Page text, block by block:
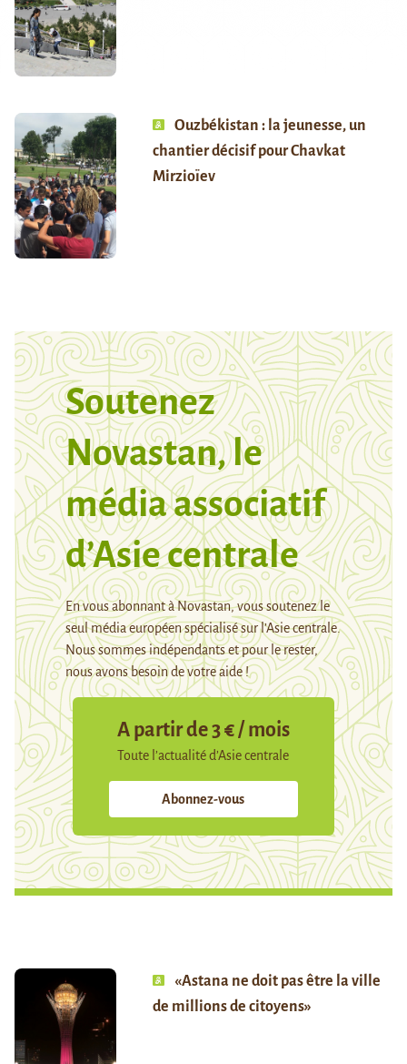
Ouzbékistan : la jeunesse, un
chantier décisif pour Chavkat
Mirzioïev
Soutenez
Novastan, le
média associatif
d’Asie centrale
En vous abonnant à Novastan, vous soutenez le
seul média européen spécialisé sur l’Asie centrale.
Nous sommes indépendants et pour le rester,
nous avons besoin de votre aide !
A partir de 3 € / mois
Toute l’actualité d’Asie centrale
Abonnez-vous
«Astana ne doit pas être la ville
de millions de citoyens»